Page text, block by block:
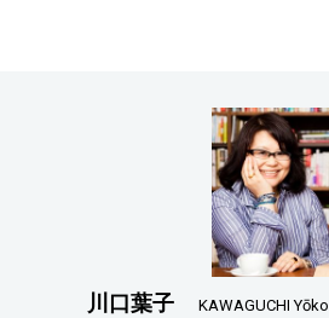
川口葉子 KAWAGUCHI Yōko